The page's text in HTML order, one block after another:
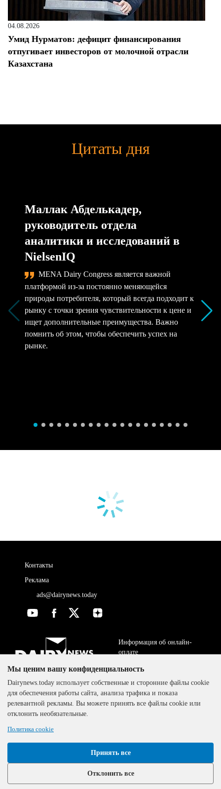
04.08.2026
Умид Нурматов: дефицит финансирования
отпугивает инвесторов от молочной отрасли
Казахстана
Цитаты дня
Маллак Абделькадер,
руководитель отдела
аналитики и исследований в
NielsenIQ
MENA Dairy Congress является важной
платформой из-за постоянно меняющейся
природы потребителя, который всегда подходит к
рынку с точки зрения чувствительности к цене и
ищет дополнительные преимущества. Важно
помнить об этом, чтобы обеспечить успех на
рынке.
Контакты
Реклама
ads@dairynews.today
The DairyNews, все права
защищены, 2000-2024
Информация об онлайн-
оплате
ДОГОВОР-ОФЕРТА
Политика
конфиденциальности
Мы ценим вашу конфиденциальность
Dairynews.today использует собственные и сторонние файлы cookie
для обеспечения работы сайта, анализа трафика и показа
релевантной рекламы. Вы можете принять все файлы cookie или
отклонить необязательные.
Политика cookie
Принять все
Отклонить все